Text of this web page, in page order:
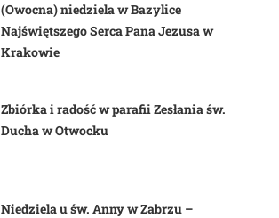
(Owocna) niedziela w Bazylice
Najświętszego Serca Pana Jezusa w
Krakowie
Zbiórka i radość w parafii Zesłania św.
Ducha w Otwocku
Niedziela u św. Anny w Zabrzu –